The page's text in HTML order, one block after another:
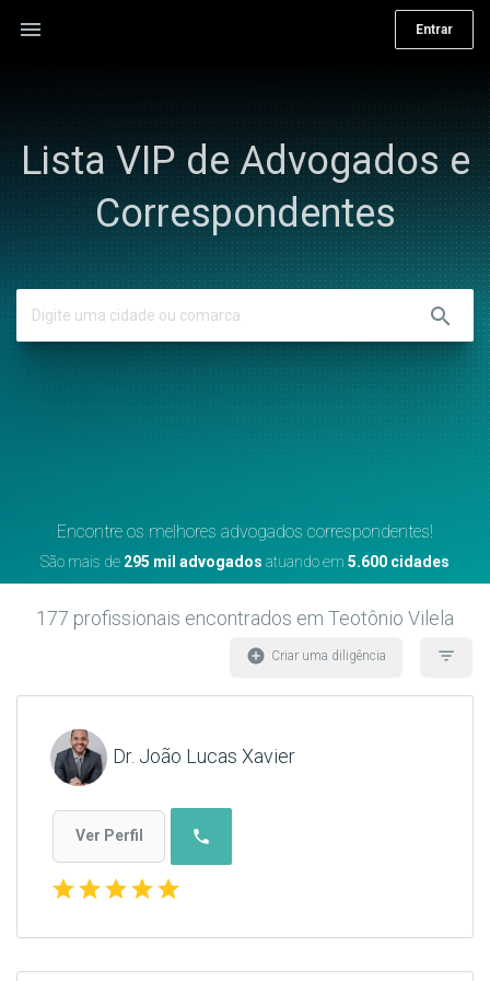
menu Entrar
Lista VIP de Advogados e
Correspondentes
search
Encontre os melhores advogados correspondentes!
São mais de 295 mil advogados atuando em 5.600 cidades
177 profissionais encontrados em Teotônio Vilela
filter_list
add_circle Criar uma diligência
Dr. João Lucas Xavier
Ver Perfil phone
starstarstarstarstar